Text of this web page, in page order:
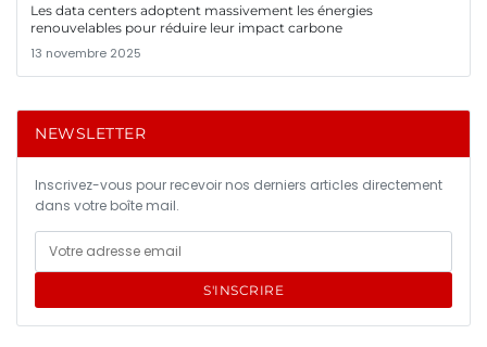
Les data centers adoptent massivement les énergies
renouvelables pour réduire leur impact carbone
13 novembre 2025
NEWSLETTER
Inscrivez-vous pour recevoir nos derniers articles directement
dans votre boîte mail.
S'INSCRIRE